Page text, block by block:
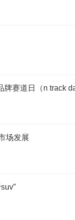
赛道日（n track
场发展